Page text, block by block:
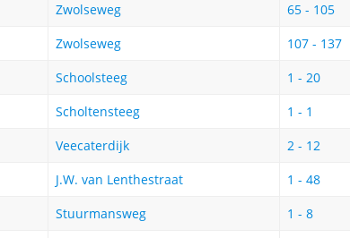
Zwolseweg
65 - 105
Zwolseweg
107 - 137
Schoolsteeg
1 - 20
Scholtensteeg
1 - 1
Veecaterdijk
2 - 12
J.W. van Lenthestraat
1 - 48
Stuurmansweg
1 - 8